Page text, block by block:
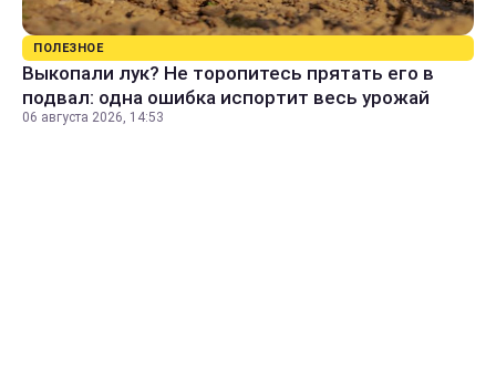
ПОЛЕЗНОЕ
Выкопали лук? Не торопитесь прятать его в
подвал: одна ошибка испортит весь урожай
06 августа 2026, 14:53